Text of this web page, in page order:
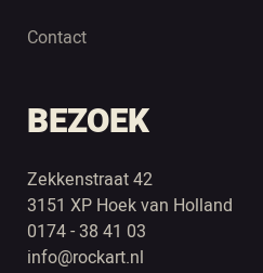
Contact
BEZOEK
Zekkenstraat 42
3151 XP Hoek van Holland
0174 - 38 41 03
info@rockart.nl